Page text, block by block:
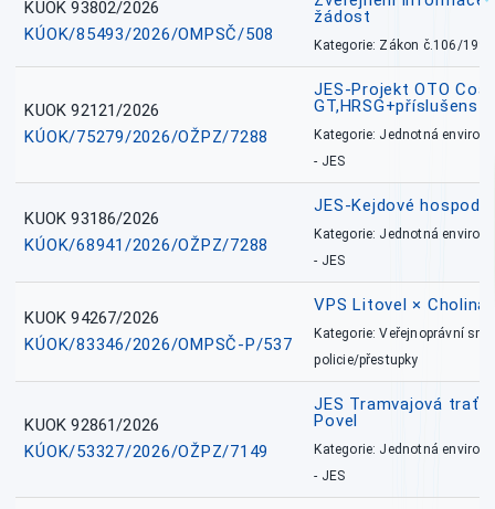
KUOK 93802/2026
KÚOK/85493/2026/OMPSČ/508
žádost
Kategorie: Zákon č.106/1999
KUOK 92121/2026
KÚOK/75279/2026/OŽPZ/7288
JES-Projekt OTO
Kategorie: Jednotná
- JES
KUOK 93186/2026
KÚOK/68941/2026/OŽPZ/7288
JES-Kejdové
Kategorie: Jednotná
- JES
KUOK 94267/2026
KÚOK/83346/2026/OMPSČ-P/537
VPS Litovel ×
Kategorie: Veřejnoprávní
policie/přestupky
KUOK 92861/2026
KÚOK/53327/2026/OŽPZ/7149
JES Tramvajová trať
Povel
Kategorie: Jednotná
- JES